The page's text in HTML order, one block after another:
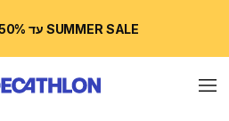
SUMMER SALE עד 50% הנחה 🛍️
Menu